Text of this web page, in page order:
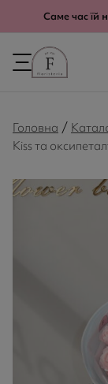
Саме час їй
Головна /
Kiss та